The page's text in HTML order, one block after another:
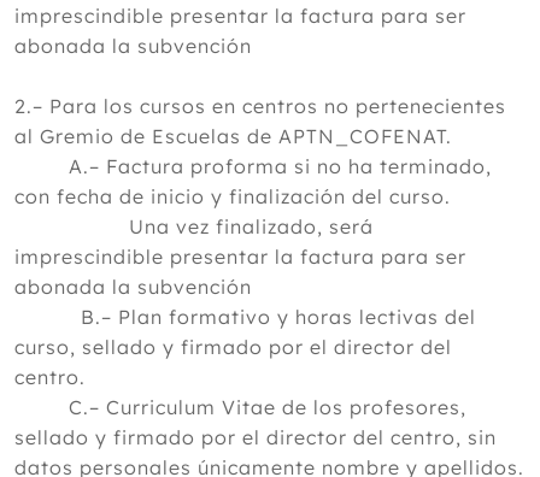
imprescindible presentar la factura para ser
abonada la subvención
2.– Para los cursos en centros no pertenecientes
al Gremio de Escuelas de APTN_COFENAT.
A.– Factura proforma si no ha terminado,
con fecha de inicio y finalización del curso.
Una vez finalizado, será
imprescindible presentar la factura para ser
abonada la subvención
B.– Plan formativo y horas lectivas del
curso, sellado y firmado por el director del
centro.
C.– Curriculum Vitae de los profesores,
sellado y firmado por el director del centro, sin
datos personales únicamente nombre y apellidos.